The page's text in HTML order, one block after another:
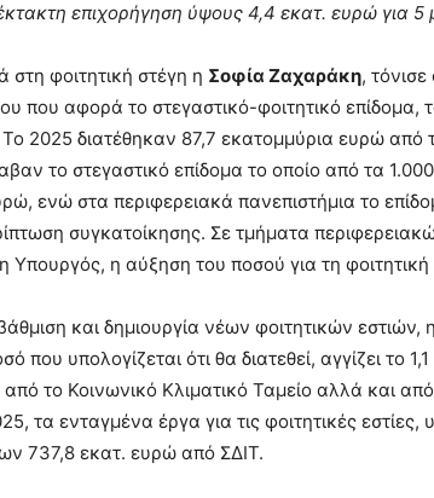
επιχορήγηση ύψους 4,4 εκατ. ευρώ για 5
στη φοιτητική στέγη η Σοφία Ζαχαράκη,
που αφορά το στεγαστικό-φοιτητικό επίδομα,
2025 διατέθηκαν 87,7 εκατομμύρια ευρώ από
το στεγαστικό επίδομα το οποίο από τα
ενώ στα περιφερειακά πανεπιστήμια το
συγκατοίκησης. Σε τμήματα
η Υπουργός, η αύξηση του ποσού για τη
και δημιουργία νέων φοιτητικών εστιών,
που υπολογίζεται ότι θα διατεθεί, αγγίζει το
το Κοινωνικό Κλιματικό Ταμείο αλλά και
τα ενταγμένα έργα για τις φοιτητικές
737,8 εκατ. ευρώ από ΣΔΙΤ.